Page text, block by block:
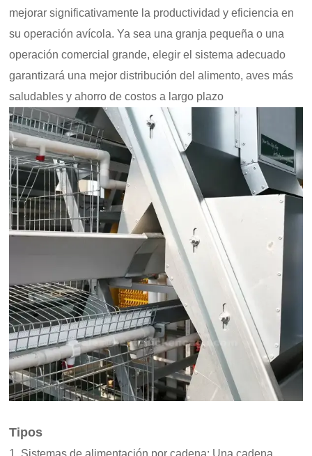
mejorar significativamente la productividad y eficiencia en
su operación avícola. Ya sea una granja pequeña o una
operación comercial grande, elegir el sistema adecuado
garantizará una mejor distribución del alimento, aves más
saludables y ahorro de costos a largo plazo
Tipos
1. Sistemas de alimentación por cadena: Una cadena